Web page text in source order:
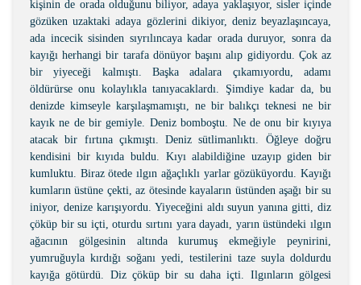
kişinin de orada olduğunu biliyor, adaya yaklaşıyor, sisler içinde
gözüken uzaktaki adaya gözlerini dikiyor, deniz beyazlaşıncaya,
ada incecik sisinden sıyrılıncaya kadar orada duruyor, sonra da
kayığı herhangi bir tarafa dönüyor başını alıp gidiyordu. Çok az
bir yiyeceği kalmıştı. Başka adalara çıkamıyordu, adamı
öldürürse onu kolaylıkla tanıyacaklardı. Şimdiye kadar da, bu
denizde kimseyle karşılaşmamıştı, ne bir balıkçı teknesi ne bir
kayık ne de bir gemiyle. Deniz bomboştu. Ne de onu bir kıyıya
atacak bir fırtına çıkmıştı. Deniz sütlimanlıktı. Öğleye doğru
kendisini bir kıyıda buldu. Kıyı alabildiğine uzayıp giden bir
kumluktu. Biraz ötede ılgın ağaçlıklı yarlar gözüküyordu. Kayığı
kumların üstüne çekti, az ötesinde kayaların üstünden aşağı bir su
iniyor, denize karışıyordu. Yiyeceğini aldı suyun yanına gitti, diz
çöküp bir su içti, oturdu sırtını yara dayadı, yarın üstündeki ılgın
ağacının gölgesinin altında kurumuş ekmeğiyle peynirini,
yumruğuyla kırdığı soğanı yedi, testilerini taze suyla doldurdu
kayığa götürdü. Diz çöküp bir su daha içti. Ilgınların gölgesi